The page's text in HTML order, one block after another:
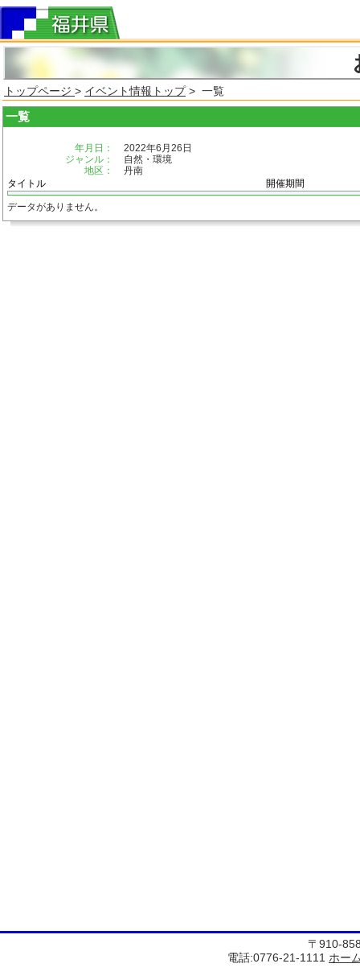
トップページ > イベント情報トップ> 一覧
一覧
年月日：
2022年6月26日
ジャンル：
自然・環境
地区：
丹南
タイトル
開催期間
データがありません。
〒910-
電話:0776-21-1111 ホー